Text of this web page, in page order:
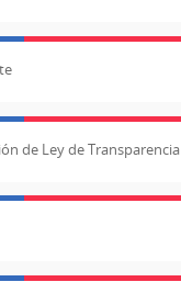
de Ley de Transparencia